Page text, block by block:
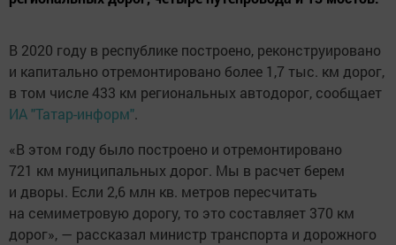
В 2020 году в республике построено, реконструировано
и капитально отремонтировано более 1,7 тыс. км дорог,
в том числе 433 км региональных автодорог, сообщает
ИА "Татар-информ".
«В этом году было построено и отремонтировано
721 км муниципальных дорог. Мы в расчет берем
и дворы. Если 2,6 млн кв. метров пересчитать
на семиметровую дорогу, то это составляет 370 км
дорог», — рассказал министр транспорта и дорожного